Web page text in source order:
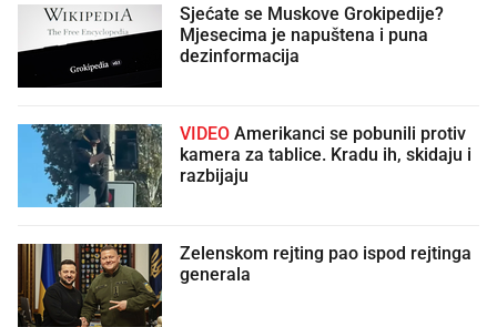
Sjećate se Muskove Grokipedije?
Mjesecima je napuštena i puna
dezinformacija
VIDEO
kamera za tablice. Kradu ih, skidaju i
razbijaju
Zelenskom rejting pao ispod rejtinga
generala